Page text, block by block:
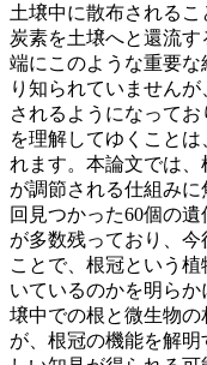
土壌中に散布される
炭素を土壌へと還流
端にこのような重要な
り知られていません
されるようになって
を理解してゆくこと
れます。本論文では
が調節される仕組み
回見つかった60個の
が多数残っており、今
ことで、根冠という
いているのかを明ら
壌中での根と微生物
が、根冠の機能を解